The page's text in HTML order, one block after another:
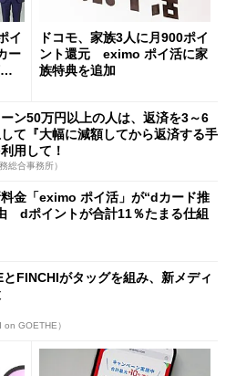
イ
ー
ドコモ、家族3人に月900ポイ
ント還元 eximo ポイ活に家
族特典を追加
ン50万円以上の人は、返済を3～6
て『大幅に減額してから返済する手
用して！
総合事務所）
料金「eximo ポイ活」が“dカード推
dポイントが合計11％たまる仕組
とFINCHIがタッグを組み、新メディ
on GOETHE）